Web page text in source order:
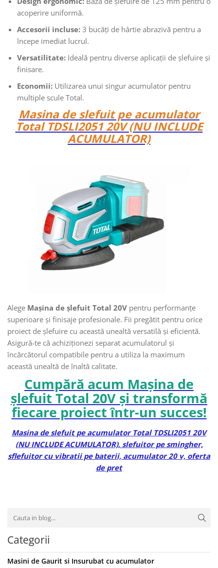
acoperire uniformă.
Accesorii incluse: 3 bucăți de hârtie abrazivă pentru a
începe imediat lucrul.
Versatilitate: Ideală pentru diverse aplicații de șlefuire și
finisare.
Economii: Utilizarea unui singur acumulator pentru
multiple scule Total.
Masina de slefuit pe acumulator
Total TDSLI2051 20V (NU INCLUDE
ACUMULATOR)
Alege Mașina de șlefuit Total 20V pentru performanțe
superioare și finisaje profesionale. Fii pregătit pentru orice
proiect de șlefuire cu această unealtă versatilă și eficientă.
Asigură-te că achiziționezi separat acumulatorul și
încărcătorul compatibile pentru a utiliza la maximum
această unealtă de înaltă calitate.
Cumpără acum Mașina de
șlefuit Total 20V și transformă
fiecare proiect într-un succes!
Masina de slefuit pe acumulator Total TDSLI2051 20V
(NU INCLUDE ACUMULATOR), slefuitor pe smingher,
sflefuitor cu vibratii pe baterii, acumulator 20 v, oferta
de pret
Categorii
Masini de Gaurit si Insurubat cu acumulator